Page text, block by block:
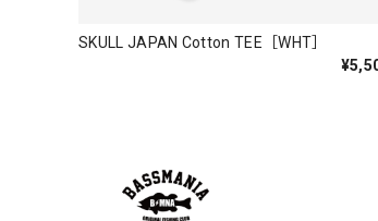
Electric Motor Wire
SKULL JAPAN Cotton TEE［WHT］